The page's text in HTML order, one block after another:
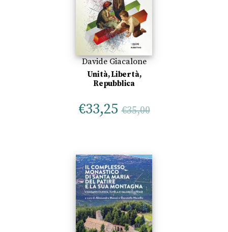
Davide Giacalone
Unità, Libertà,
Repubblica
€33,25 €35,00